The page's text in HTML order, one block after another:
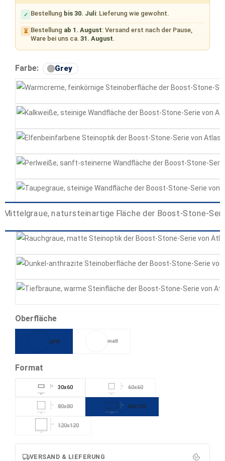
✓ Bestellung bis 30. Juli: Lieferung wie gewohnt.
⏳ Bestellung ab 1. August: Versand erst nach der Pause,
Ware bei uns ca.31. August.
Farbe: Grey auswählen
Oberflächeauswählen
grip matt
Format
60
30 30x60 60x60
80x80
(Diese Option ist zurzeit nicht verfügbar.)
120
60x120
120
120 120x120
VERSAND & LIEFERUNG